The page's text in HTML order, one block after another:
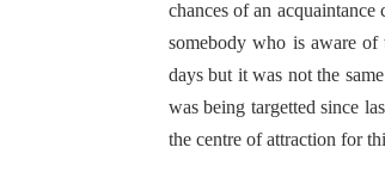
chances of an
somebody who is aware
days but it was not the
was being targetted since
the centre of attraction for